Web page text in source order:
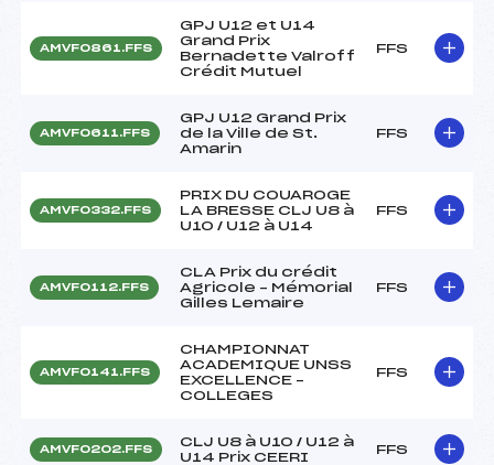
AMVF0861.FFS
GPJ U12 et U14
Grand Prix
Bernadette Valroff
Crédit Mutuel
FFS
AMVF0611.FFS
GPJ U12 Grand Prix
de la Ville de St.
Amarin
FFS
AMVF0332.FFS
PRIX DU COUAROGE
LA BRESSE CLJ U8 à
U10 / U12 à U14
FFS
AMVF0112.FFS
CLA Prix du crédit
Agricole – Mémorial
Gilles Lemaire
FFS
AMVF0141.FFS
CHAMPIONNAT
ACADEMIQUE UNSS
EXCELLENCE –
COLLEGES
FFS
AMVF0202.FFS
CLJ U8 à U10 / U12 à
U14 Prix CEERI
FFS